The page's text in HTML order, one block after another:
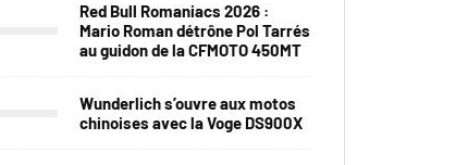
Red Bull Romaniacs 2026 :
Mario Roman détrône Pol Tarrés
au guidon de la CFMOTO 450MT
Wunderlich s’ouvre aux motos
chinoises avec la Voge DS900X